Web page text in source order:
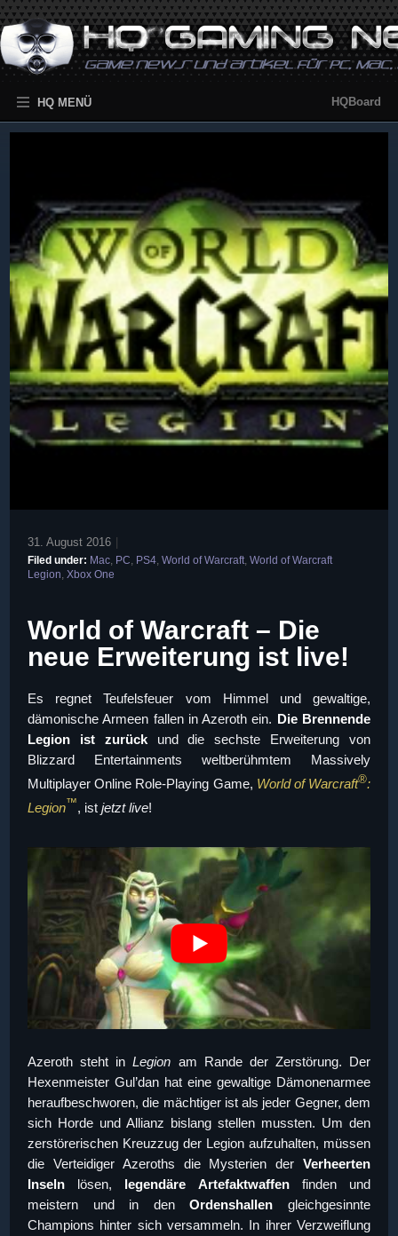
HQ MENÜ HQBoard
31. August 2016
Filed under: Mac, PC, PS4, World of Warcraft, World of Warcraft
Legion, Xbox One
World of Warcraft – Die
neue Erweiterung ist live!
Es regnet Teufelsfeuer vom Himmel und gewaltige,
dämonische Armeen fallen in Azeroth ein. Die Brennende
Legion ist zurück und die sechste Erweiterung von
Blizzard Entertainments weltberühmtem Massively
Multiplayer Online Role-Playing Game, World of Warcraft®:
Legion™, ist jetzt live!
Azeroth steht inLegion am Rande der Zerstörung. Der
Hexenmeister Gul’dan hat eine gewaltige Dämonenarmee
heraufbeschworen, die mächtiger ist als jeder Gegner, dem
sich Horde und Allianz bislang stellen mussten. Um den
zerstörerischen Kreuzzug der Legion aufzuhalten, müssen
die Verteidiger Azeroths die Mysterien der Verheerten
Inseln lösen, legendäre Artefaktwaffen finden und
meistern und in denOrdenshallen gleichgesinnte
Champions hinter sich versammeln. In ihrer Verzweiflung